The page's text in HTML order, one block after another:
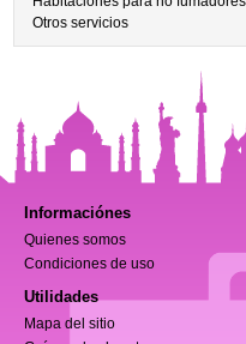
Otros servicios
Informaciónes
Quienes somos
Condiciones de uso
Utilidades
Mapa del sitio